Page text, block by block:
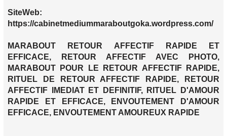
SiteWeb:
https://cabinetmediummaraboutgoka.wordpress.com/
MARABOUT RETOUR AFFECTIF RAPIDE ET
EFFICACE, RETOUR AFFECTIF AVEC PHOTO,
MARABOUT POUR LE RETOUR AFFECTIF RAPIDE,
RITUEL DE RETOUR AFFECTIF RAPIDE, RETOUR
AFFECTIF IMEDIAT ET DEFINITIF, RITUEL D'AMOUR
RAPIDE ET EFFICACE, ENVOUTEMENT D'AMOUR
EFFICACE, ENVOUTEMENT AMOUREUX RAPIDE